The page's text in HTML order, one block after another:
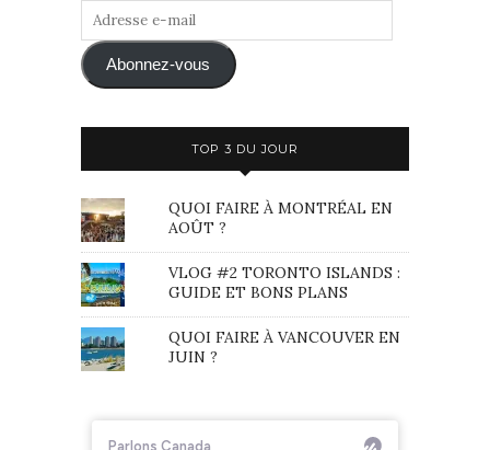
Adresse
mail Abonnez-vous
TOP 3 DU JOUR
QUOI FAIRE À MONTRÉAL EN
AOÛT ?
VLOG #2 TORONTO ISLANDS :
GUIDE ET BONS PLANS
QUOI FAIRE À VANCOUVER EN
JUIN ?